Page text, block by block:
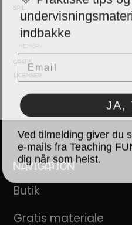
SPIL
PUSLESPIL
DOMINO
MEMORY
GRATIS
LICENSER
NAVIGATION
Butik
Gratis materiale
indbakke
Email
JA,
e-mails fra Teaching
dig når som helst.